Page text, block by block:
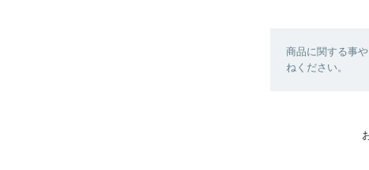
商品に関する事
ねください。